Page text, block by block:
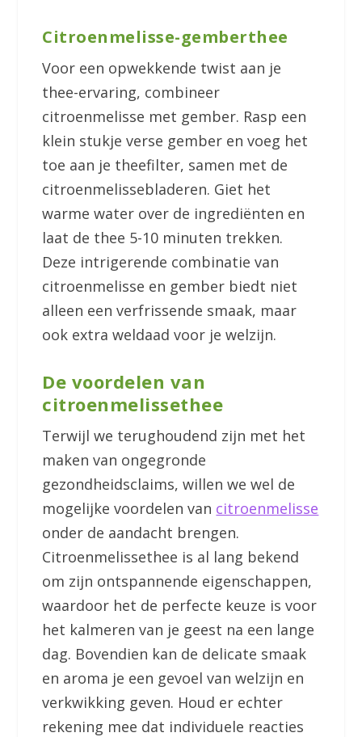
Citroenmelisse-gemberthee
Voor een opwekkende twist aan je
thee-ervaring, combineer
citroenmelisse met gember. Rasp een
klein stukje verse gember en voeg het
toe aan je theefilter, samen met de
citroenmelissebladeren. Giet het
warme water over de ingrediënten en
laat de thee 5-10 minuten trekken.
Deze intrigerende combinatie van
citroenmelisse en gember biedt niet
alleen een verfrissende smaak, maar
ook extra weldaad voor je welzijn.
De voordelen van
citroenmelissethee
Terwijl we terughoudend zijn met het
maken van ongegronde
gezondheidsclaims, willen we wel de
mogelijke voordelen van citroenmelisse
onder de aandacht brengen.
Citroenmelissethee is al lang bekend
om zijn ontspannende eigenschappen,
waardoor het de perfecte keuze is voor
het kalmeren van je geest na een lange
dag. Bovendien kan de delicate smaak
en aroma je een gevoel van welzijn en
verkwikking geven. Houd er echter
rekening mee dat individuele reacties